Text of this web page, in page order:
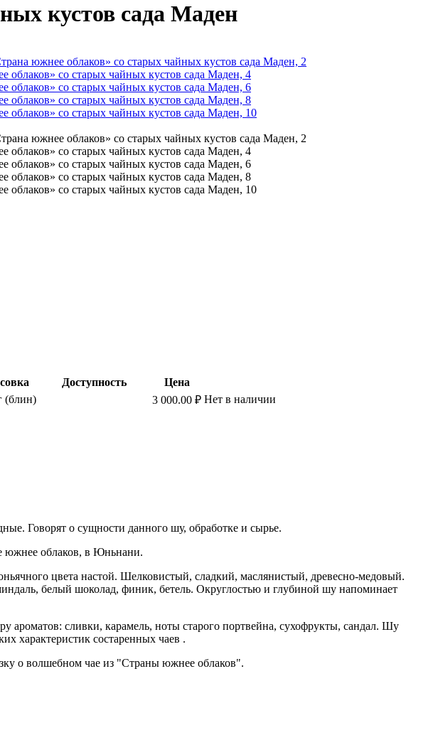
кустов сада Маден
Доступность
Цена
(блин) 3 000.00 ₽ Нет в наличии
Говорят о сущности данного шу, обработке и сырье.
южнее облаков, в Юньнани.
цвета настой. Шелковистый, сладкий, маслянистый, древесно-медовый.
белый шоколад, финик, бетель. Округлостью и глубиной шу напоминает
ароматов: сливки, карамель, ноты старого портвейна, сухофрукты, сандал. Шу
характеристик состаренных чаев .
о волшебном чае из "Страны южнее облаков".